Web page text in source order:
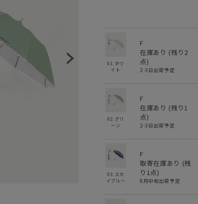
01.ホワ
イト
F
在庫あり (残り 2
点)
2-3日出荷予定
02.グリ
ーン
F
在庫あり (残り1
点)
2-3日出荷予定
03.スカ
イブルー
F
取寄在庫あり (残
り 1点)
8月中旬出荷予定